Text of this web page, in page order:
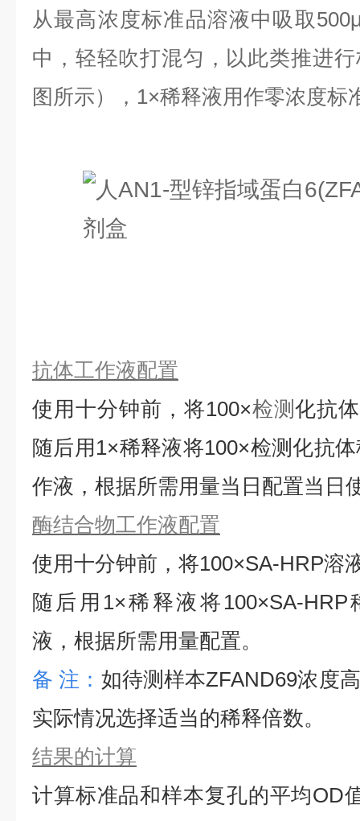
从最高浓度标准品溶液中吸取
中，轻轻吹打混匀，以此类推进
图所示），1×稀释液用作零浓度标
抗体工作液配置
使用十分钟前，将100×检测化抗
随后用1×稀释液将100×检测化抗
作液，根据所需用量当日配置当日
酶结合物工作液配置
使用十分钟前，将100×SA-HRP溶
随后用1×稀释液将100×SA-HRP
液，根据所需用量配置。
备 注： 如待测样本ZFAND69浓度
实际情况选择适当的稀释倍数。
结果的计算
计算标准品和样本复孔的平均OD